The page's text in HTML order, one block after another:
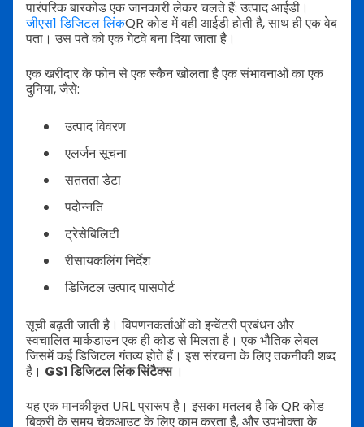
पारंपरिक बारकोड एक जानकारी लेकर चलते हैं: उत्पाद आईडी।
जीएस1 डिजिटल लिंकQR कोड में वही आईडी होती है, साथ ही एक वेब
पता। उस पते को एक गेटवे बना दिया जाता है।
एक खरीदार के फोन से एक स्कैन खोलता है एक संभावनाओं का एक
दुनिया, जैसे:
उत्पाद विवरण
एलर्जन सूचना
सततता डेटा
पदोन्नति
ट्रेसेबिलिटी
रीसायकलिंग निर्देश
डिजिटल उत्पाद पासपोर्ट
सूची बढ़ती जाती है। विपणनकर्ताओं को इन्वेंटरी प्रबंधन और
स्वचालित मार्कडाउन एक ही कोड से मिलता है। एक भौतिक लेबल
जिसमें कई डिजिटल गंतव्य होते हैं। इस संरचना के लिए तकनीकी शब्द
है। GS1 डिजिटल लिंक सिंटैक्स ।
यह एक मानकीकृत URL प्रारूप है। इसका मतलब है कि QR कोड
बिक्री के समय चेकआउट के लिए काम करता है, और उपभोक्ता के